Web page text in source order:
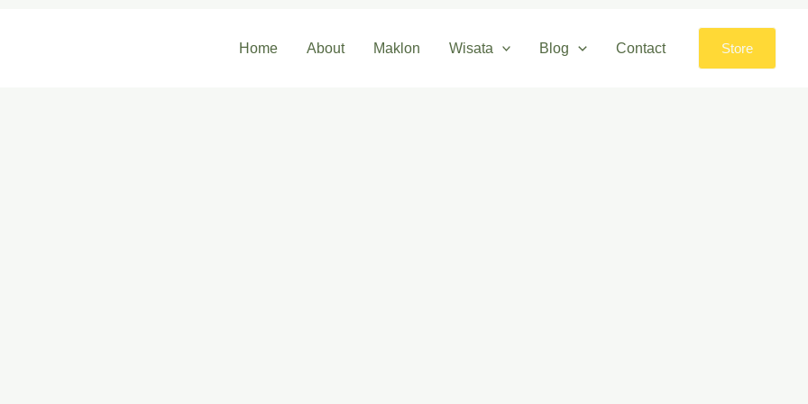
Home About Maklon Wisata Blog Contact Store